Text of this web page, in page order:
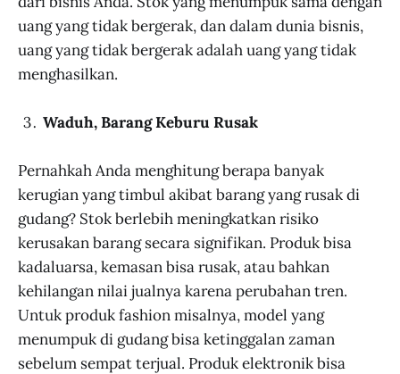
uang yang tidak bergerak, dan dalam dunia bisnis,
uang yang tidak bergerak adalah uang yang tidak
menghasilkan.
Waduh, Barang Keburu Rusak
Pernahkah Anda menghitung berapa banyak
kerugian yang timbul akibat barang yang rusak di
gudang? Stok berlebih meningkatkan risiko
kerusakan barang secara signifikan. Produk bisa
kadaluarsa, kemasan bisa rusak, atau bahkan
kehilangan nilai jualnya karena perubahan tren.
Untuk produk fashion misalnya, model yang
menumpuk di gudang bisa ketinggalan zaman
sebelum sempat terjual. Produk elektronik bisa